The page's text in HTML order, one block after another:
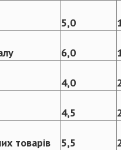
5,0
6,0
4,0
4,5
товарів 5,5